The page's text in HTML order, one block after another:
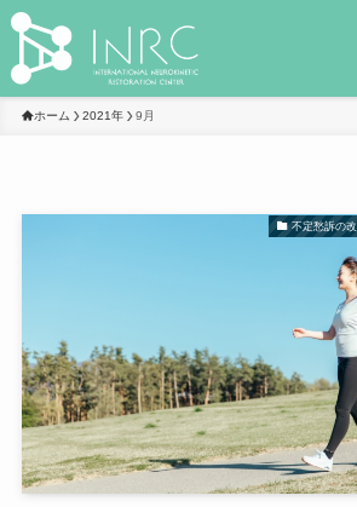
ホーム 2021年 9月
不定愁訴の